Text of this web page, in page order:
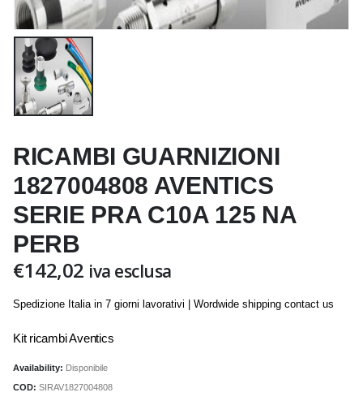
RICAMBI GUARNIZIONI
1827004808 AVENTICS
SERIE PRA C10A 125 NA
PERB
€142,02 iva esclusa
Spedizione Italia in 7 giorni lavorativi | Wordwide shipping contact us
Kit ricambi Aventics
Availability: Disponibile
COD: SIRAV1827004808